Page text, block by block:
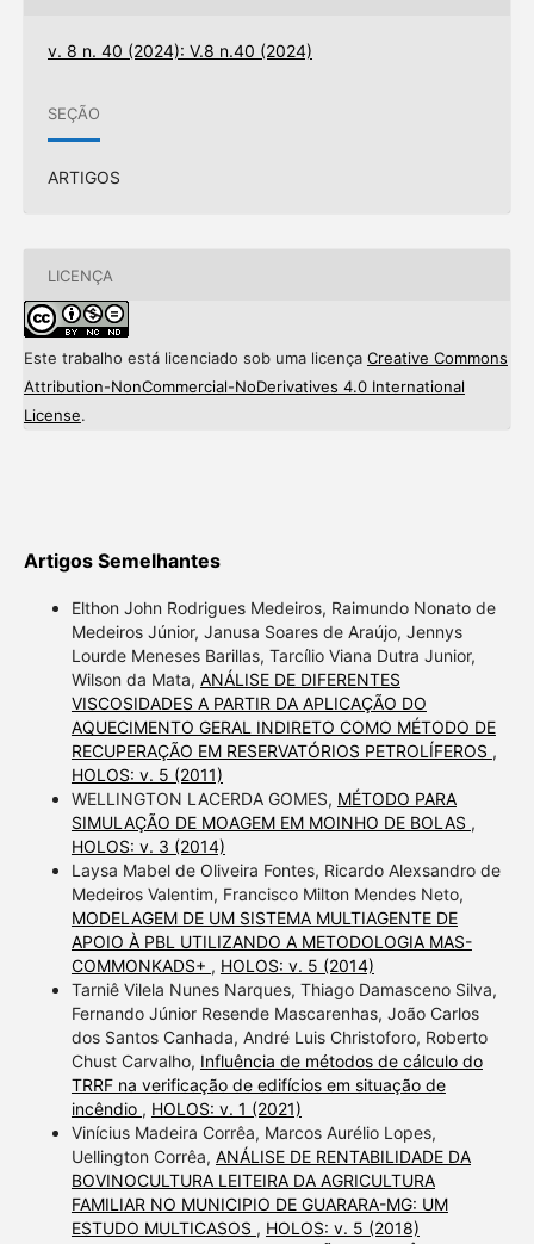
v. 8 n. 40 (2024): V.8 n.40 (2024)
SEÇÃO
ARTIGOS
LICENÇA
Este trabalho está licenciado sob uma licença Creative Commons
Attribution-NonCommercial-NoDerivatives 4.0 International
License.
Artigos Semelhantes
Elthon John Rodrigues Medeiros, Raimundo Nonato de
Medeiros Júnior, Janusa Soares de Araújo, Jennys
Lourde Meneses Barillas, Tarcílio Viana Dutra Junior,
Wilson da Mata, ANÁLISE DE DIFERENTES
VISCOSIDADES A PARTIR DA APLICAÇÃO DO
AQUECIMENTO GERAL INDIRETO COMO MÉTODO DE
RECUPERAÇÃO EM RESERVATÓRIOS PETROLÍFEROS ,
HOLOS: v. 5 (2011)
WELLINGTON LACERDA GOMES, MÉTODO PARA
SIMULAÇÃO DE MOAGEM EM MOINHO DE BOLAS ,
HOLOS: v. 3 (2014)
Laysa Mabel de Oliveira Fontes, Ricardo Alexsandro de
Medeiros Valentim, Francisco Milton Mendes Neto,
MODELAGEM DE UM SISTEMA MULTIAGENTE DE
APOIO À PBL UTILIZANDO A METODOLOGIA MAS-
COMMONKADS+ , HOLOS: v. 5 (2014)
Tarniê Vilela Nunes Narques, Thiago Damasceno Silva,
Fernando Júnior Resende Mascarenhas, João Carlos
dos Santos Canhada, André Luis Christoforo, Roberto
Chust Carvalho, Influência de métodos de cálculo do
TRRF na verificação de edifícios em situação de
incêndio , HOLOS: v. 1 (2021)
Vinícius Madeira Corrêa, Marcos Aurélio Lopes,
Uellington Corrêa, ANÁLISE DE RENTABILIDADE DA
BOVINOCULTURA LEITEIRA DA AGRICULTURA
FAMILIAR NO MUNICIPIO DE GUARARA-MG: UM
ESTUDO MULTICASOS , HOLOS: v. 5 (2018)